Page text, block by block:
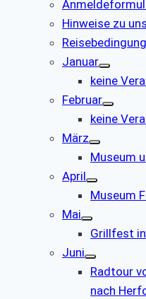
Hinweise zu
Januar
keine
Februar
keine
März
Museum
April
Museum
Mai
Grillfest
Juni
Radtour
nach